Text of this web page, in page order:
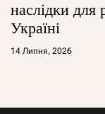
наслідки для
Україні
14 Липня, 2026